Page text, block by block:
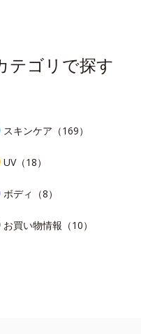
テゴリで探す
スキンケア（169）
UV（18）
ボディ（8）
お買い物情報（10）